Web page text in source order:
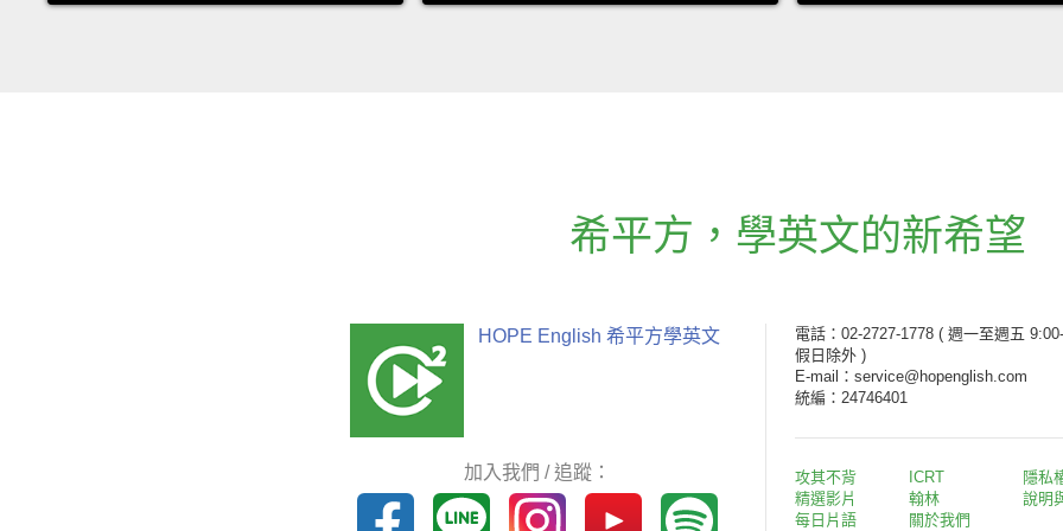
希平方 ， 學英文的新希望
HOPE English 希平方學英文
加入我們 / 追蹤：
電話：02-2727-1778 ( 週一至週五
假日除外 )
E-mail：service@hopenglish.com
統編：24746401
攻其不背
精選影片
每日片語
ICRT
翰林
關於我們
隱私
說明